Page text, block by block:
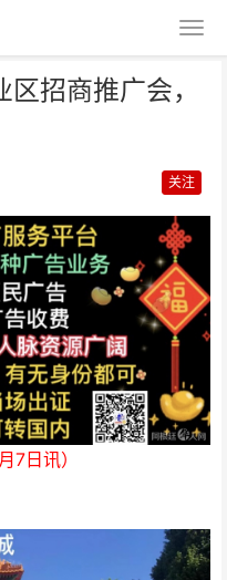
招商推广会，
关注
7日讯）
商推广